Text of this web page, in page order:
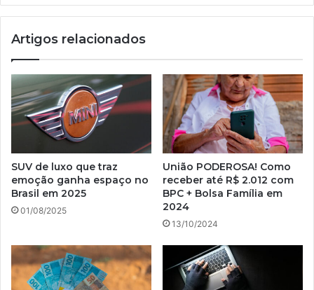
Artigos relacionados
SUV de luxo que traz
emoção ganha espaço no
Brasil em 2025
01/08/2025
União PODEROSA! Como
receber até R$ 2.012 com
BPC + Bolsa Família em
2024
13/10/2024